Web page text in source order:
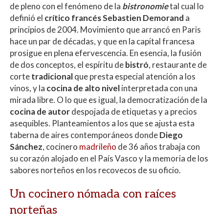
de pleno con el fenómeno de la bistronomietal cual lo
definió el crítico francés Sebastien Demorand a
principios de 2004. Movimiento que arrancó en Paris
hace un par de décadas, y que en la capital francesa
prosigue en plena efervescencia. En esencia, la fusión
de dos conceptos, el espíritu debistró, restaurante de
cortetradicionalque presta especial atención a los
vinos, y la cocina de alto nivelinterpretada con una
mirada libre. O lo que es igual, la democratización de la
cocina de autordespojada de etiquetas y a precios
asequibles. Planteamientos a los que se ajusta esta
taberna de aires contemporáneos dondeDiego
Sánchez, cocinero madrileño de 36 años trabaja con
su corazón alojado en el País Vasco y la memoria de los
sabores norteños en los recovecos de su oficio.
Un cocinero nómada con raíces
norteñas